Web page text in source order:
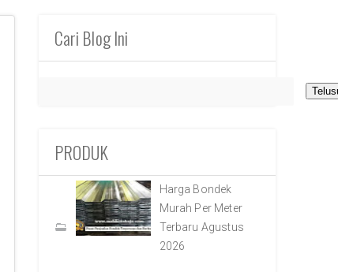
Cari Blog Ini
PRODUK
Harga Bondek
Murah Per Meter
Terbaru Agustus
2026